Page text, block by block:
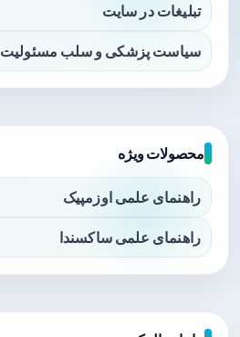
تبلیغات در سایت
سیاست پزشکی و سلب مسئولیت
محصولات ویژه
راهنمای علمی اوزمپیک
راهنمای علمی ساکسندا